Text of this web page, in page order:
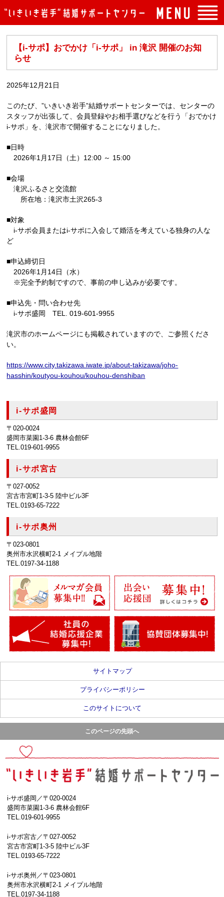
トップページ
入会案内
イベント案内
センターの概要
アクセス
【i-サポ】おでかけ「i-サポ」 in 滝沢 開催のお知
らせ
2025年12月21日
このたび、”いきいき岩手”結婚サポートセンターでは、センターの
スタッフが出張して、会員登録やお相手選びなどを行う「おでかけ
i-サポ」を、滝沢市で開催することになりました。
■日時
2026年1月17日（土）12:00 ～ 15:00
■会場
滝沢ふるさと交流館
所在地：滝沢市土沢265-3
■対象
i-サポ会員またはi-サポに入会して婚活を考えている独身の人な
ど
■申込締切日
2026年1月14日（水）
※完全予約制ですので、事前の申し込みが必要です。
■申込先・問い合わせ先
i-サポ盛岡 TEL. 019-601-9955
滝沢市のホームページにも掲載されていますので、ご参照くださ
い。
https://www.city.takizawa.iwate.jp/about-takizawa/joho-
hasshin/koutyou-kouhou/kouhou-denshiban
i-サポ盛岡
〒020-0024
盛岡市菜園1-3-6 農林会館6F
TEL.019-601-9955
i-サポ宮古
〒027-0052
宮古市宮町1-3-5 陸中ビル3F
TEL.0193-65-7222
i-サポ奥州
〒023-0801
奥州市水沢横町2-1 メイプル地階
TEL.0197-34-1188
サイトマップ
プライバシーポリシー
このサイトについて
このページの先頭へ
i-サポ盛岡／〒020-0024
盛岡市菜園1-3-6 農林会館6F
TEL.019-601-9955
i-サポ宮古／〒027-0052
宮古市宮町1-3-5 陸中ビル3F
TEL.0193-65-7222
i-サポ奥州／〒023-0801
奥州市水沢横町2-1 メイプル地階
TEL.0197-34-1188